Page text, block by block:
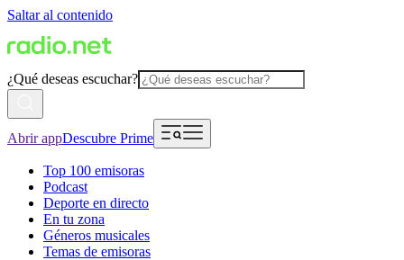
Saltar al contenido
¿Qué deseas escuchar?
Abrir appDescubre Prime
Top 100 emisoras
Podcast
Deporte en directo
En tu zona
Géneros musicales
Temas de emisoras